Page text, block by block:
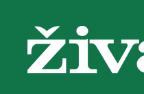
živa